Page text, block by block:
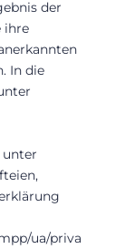
der
ihre
In die
ua/priva